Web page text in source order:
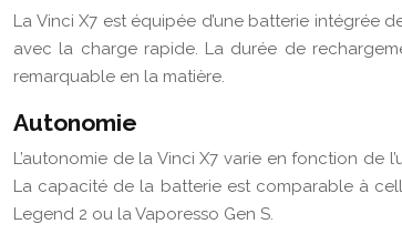
La Vinci X7 est équipée d’une batterie
avec la charge rapide. La durée de
remarquable en la matière.
Autonomie
L’autonomie de la Vinci X7 varie en fonction
La capacité de la batterie est comparable à
Legend 2 ou la Vaporesso Gen S.